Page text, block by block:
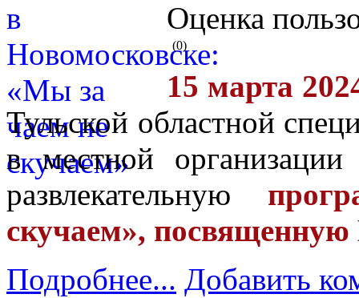
Оценка
(0)
15 марта
Тульской областной
в местной
развлекательную
скучаем»,
Подробнее... Добавить